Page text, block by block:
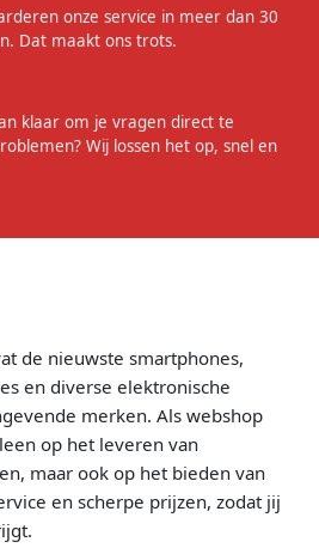
onze service in meer dan 30
Dat maakt ons trots.
klaar om je vragen direct te
Wij lossen het op, snel en
de nieuwste smartphones,
en diverse elektronische
merken. Als webshop
op het leveren van
maar ook op het bieden van
en scherpe prijzen, zodat jij